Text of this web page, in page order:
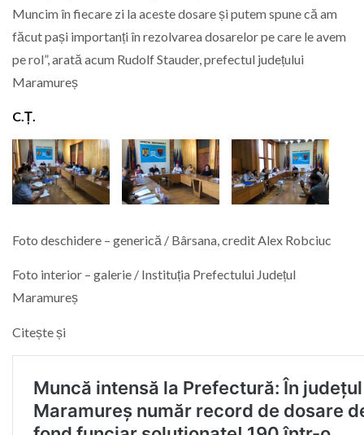
Muncim în fiecare zi la aceste dosare și putem spune că am
făcut pași importanți în rezolvarea dosarelor pe care le avem
pe rol”, arată acum Rudolf Stauder, prefectul județului
Maramureș
C.Ț.
Foto deschidere – generică / Bârsana, credit Alex Robciuc
Foto interior – galerie / Instituția Prefectului Județul
Maramureș
Citește și